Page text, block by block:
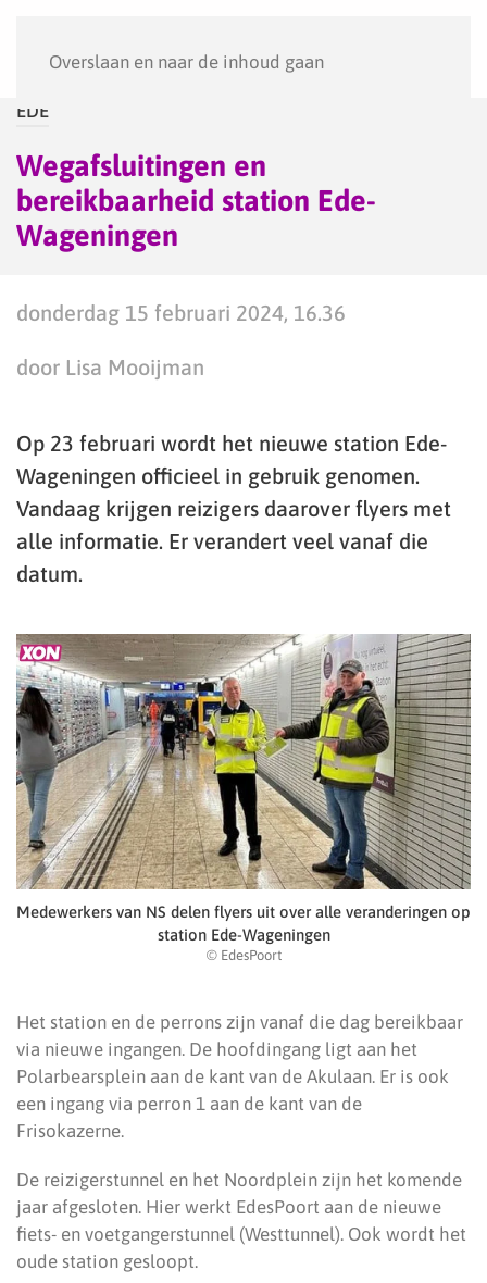
Overslaan en naar de inhoud gaan
EDE
Wegafsluitingen en
bereikbaarheid station Ede-
Wageningen
donderdag 15 februari 2024, 16.36
door Lisa Mooijman
Op 23 februari wordt het nieuwe station Ede-
Wageningen officieel in gebruik genomen.
Vandaag krijgen reizigers daarover flyers met
alle informatie. Er verandert veel vanaf die
datum.
Medewerkers van NS delen flyers uit over alle veranderingen op
station Ede-Wageningen
© EdesPoort
Het station en de perrons zijn vanaf die dag bereikbaar
via nieuwe ingangen. De hoofdingang ligt aan het
Polarbearsplein aan de kant van de Akulaan. Er is ook
een ingang via perron 1 aan de kant van de
Frisokazerne.
De reizigerstunnel en het Noordplein zijn het komende
jaar afgesloten. Hier werkt EdesPoort aan de nieuwe
fiets- en voetgangerstunnel (Westtunnel). Ook wordt het
oude station gesloopt.